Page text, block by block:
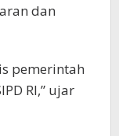
dan
pemerintah
RI,” ujar